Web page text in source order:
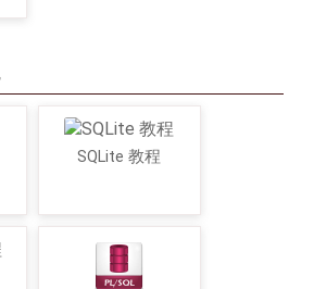
SQLite 教程